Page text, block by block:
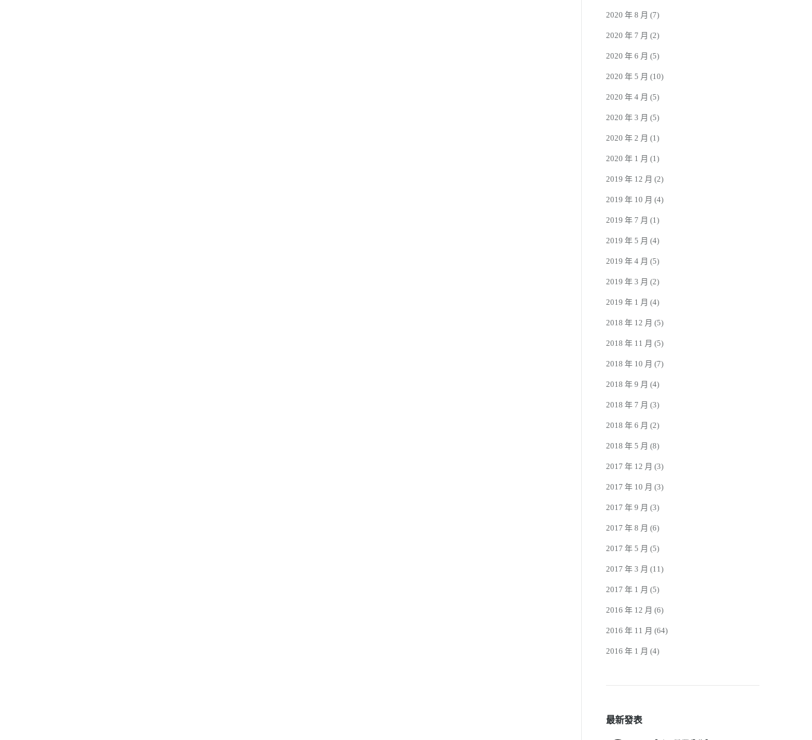
2020 年 8 月 (7)
2020 年 7 月 (2)
2020 年 6 月 (5)
2020 年 5 月 (10)
2020 年 4 月 (5)
2020 年 3 月 (5)
2020 年 2 月 (1)
2020 年 1 月 (1)
2019 年 12 月 (2)
2019 年 10 月 (4)
2019 年 7 月 (1)
2019 年 5 月 (4)
2019 年 4 月 (5)
2019 年 3 月 (2)
2019 年 1 月 (4)
2018 年 12 月 (5)
2018 年 11 月 (5)
2018 年 10 月 (7)
2018 年 9 月 (4)
2018 年 7 月 (3)
2018 年 6 月 (2)
2018 年 5 月 (8)
2017 年 12 月 (3)
2017 年 10 月 (3)
2017 年 9 月 (3)
2017 年 8 月 (6)
2017 年 5 月 (5)
2017 年 3 月 (11)
2017 年 1 月 (5)
2016 年 12 月 (6)
2016 年 11 月 (64)
2016 年 1 月 (4)
最新發表